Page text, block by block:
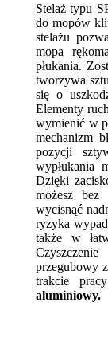
Stelaż typu
do mopów
stelażu
mopa
płukania.
tworzywa
się o
Elementy
wymienić w
mechanizm
pozycji
wypłukania
Dzięki
możesz
wycisnąć
ryzyka
także w
przegubowy
trakcie
aluminiowy.